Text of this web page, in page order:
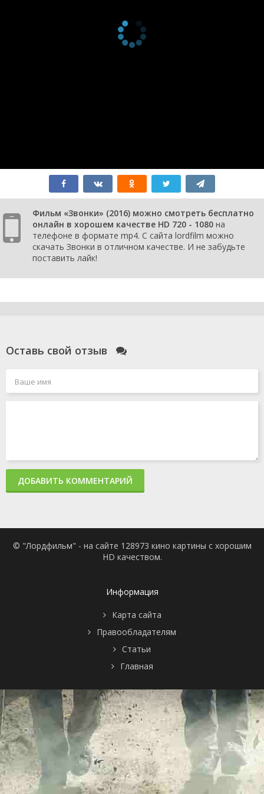
Фильм «Звонки» (2016) можно смотреть бесплатно
онлайн в хорошем качестве HD 720 - 1080 на
телефоне в формате mp4. С сайта lordfilm можно
скачать Звонки в отличном качестве. И не забудьте
поставить лайк!
Оставь свой отзыв
ДОБАВИТЬ КОММЕНТАРИЙ
© "Лордфильм" - на сайте 128973 кино картины с хорошим
HD качеством.
Информация
Карта сайта
Правообладателям
Статьи
Главная